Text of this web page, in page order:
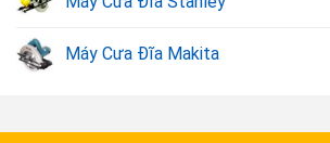
Máy Cưa Đĩa Makita